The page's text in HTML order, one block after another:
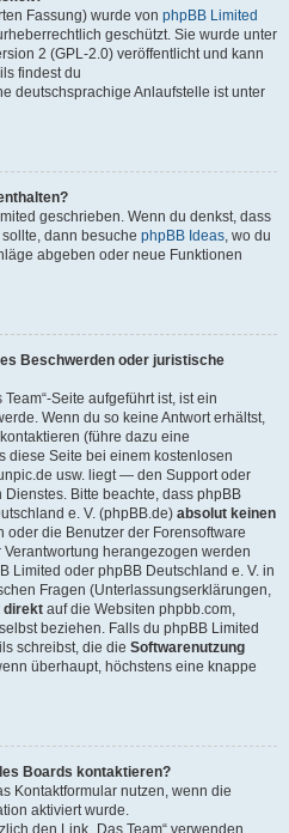
Fassung) wurde von phpBB Limited
geschützt. Sie wurde unter
2 (GPL-2.0) veröffentlicht und kann
findest du
deutschsprachige Anlaufstelle ist unter
geschrieben. Wenn du denkst, dass
dann besuche phpBB Ideas, wo du
abgeben oder neue Funktionen
Beschwerden oder juristische
Seite aufgeführt ist, ist ein
Wenn du so keine Antwort erhältst,
(führe dazu eine
diese Seite bei einem kostenlosen
usw. liegt — den Support oder
Bitte beachte, dass phpBB
e. V. (phpBB.de) absolut keinen
oder die Benutzer der Forensoftware
herangezogen werden
Limited oder phpBB Deutschland e. V. in
Fragen (Unterlassungserklärungen,
direkt auf die Websiten phpbb.com,
beziehen. Falls du phpBB Limited
schreibst, die die Softwarenutzung
überhaupt, höchstens eine knappe
Boards kontaktieren?
Kontaktformular nutzen, wenn die
aktiviert wurde.
den Link „Das Team“ verwenden.